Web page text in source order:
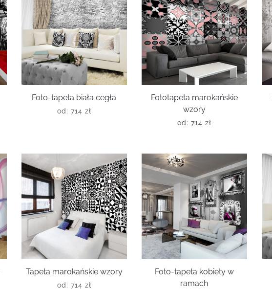
Foto-tapeta biała cegła
od: 714 zł
Fototapeta marokańskie
wzory
od: 714 zł
Tapeta marokańskie wzory
od: 714 zł
Foto-tapeta kobiety w
ramach